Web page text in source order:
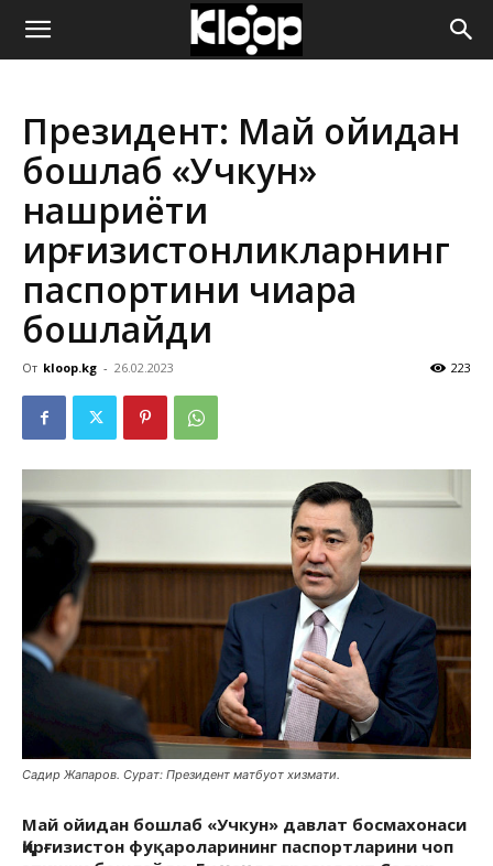
ҚИРҒИЗИСТОН
ЯНГИЛИКЛАРИ
Президент: Май ойидан
бошлаб «Учкун»
нашриёти
қирғизистонликларнинг
паспортини чиқара
бошлайди
От kloop.kg - 26.02.2023 223
Садир Жапаров. Сурат: Президент матбуот хизмати.
Май ойидан бошлаб «Учкун» давлат босмахонаси
Қирғизистон фуқароларининг паспортларини чоп